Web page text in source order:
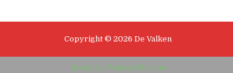
Copyright © 2026 De Valken
Design by ThemesDNA.com